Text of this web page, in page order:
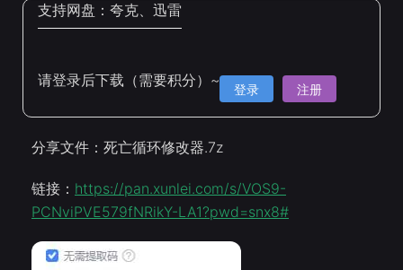
支持网盘： 夸克、迅雷
请登录后下载（需要积分）~ 登录 注册
分享文件：死亡循环修改器.7z
链接： https://pan.xunlei.com/s/VOS9-
PCNviPVE579fNRikY-LA1?pwd=snx8#